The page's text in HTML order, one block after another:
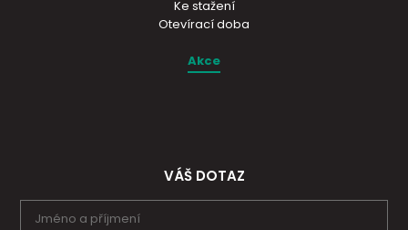
Ke stažení
Otevírací doba
Akce
VÁŠ DOTAZ